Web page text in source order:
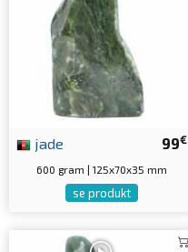
99€
jade
600 gram | 125x70x35 mm
se produkt